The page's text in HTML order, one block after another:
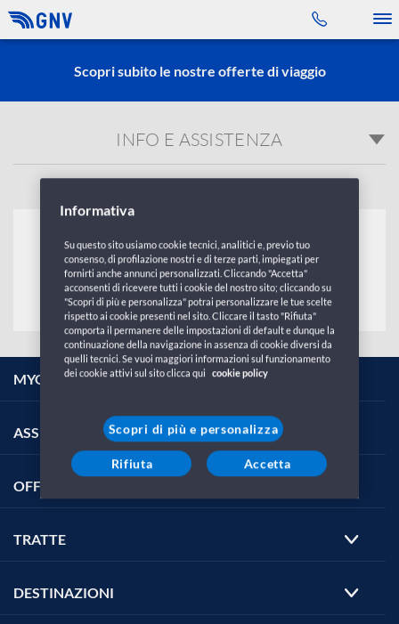
Scopri subito le nostre offerte di viaggio
INFO E ASSISTENZA
devo ancora prenotare 1
MYGNV CLUB
ASSISTENZA
OFFERTE
TRATTE
DESTINAZIONI
Informativa
Su questo sito usiamo cookie tecnici, analitici e, previo tuo
consenso, di profilazione nostri e di terze parti, impiegati per
fornirti anche annunci personalizzati. Cliccando "Accetta"
acconsenti di ricevere tutti i cookie del nostro sito; cliccando su
"Scopri di più e personalizza" potrai personalizzare le tue scelte
rispetto ai cookie presenti nel sito. Cliccare il tasto "Rifiuta"
comporta il permanere delle impostazioni di default e dunque la
continuazione della navigazione in assenza di cookie diversi da
quelli tecnici. Se vuoi maggiori informazioni sul funzionamento
dei cookie attivi sul sito clicca qui
cookie policy
Scopri di più e personalizza
Rifiuta Accetta